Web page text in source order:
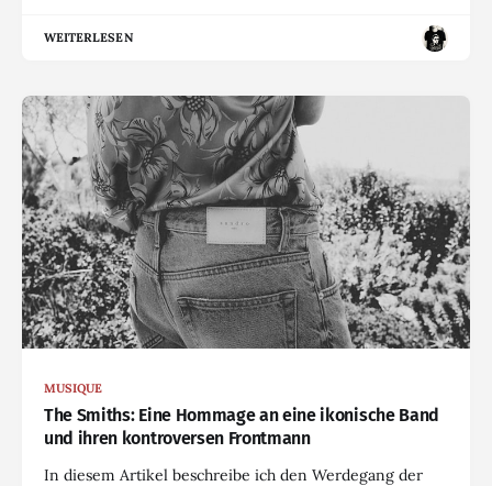
WEITERLESEN
MUSIQUE
The Smiths: Eine Hommage an eine ikonische Band
und ihren kontroversen Frontmann
In diesem Artikel beschreibe ich den Werdegang der